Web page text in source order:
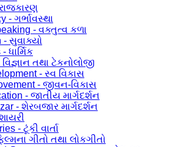
- ગર્ભાવસ્થા
- વક્તુત્વ કળા
- સુવાક્યો
ધાર્મિક
તથા ટેકનોલોજી
- સ્વ વિકાસ
- જીવન-વિકાસ
- જાતીય માર્ગદર્શન
- શેરબજાર માર્ગદર્શન
- ટૂંકી વાર્તા
ગીતો તથા લોકગીતો